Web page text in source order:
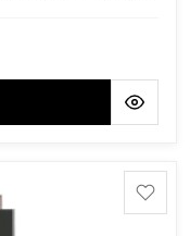
Мурманская